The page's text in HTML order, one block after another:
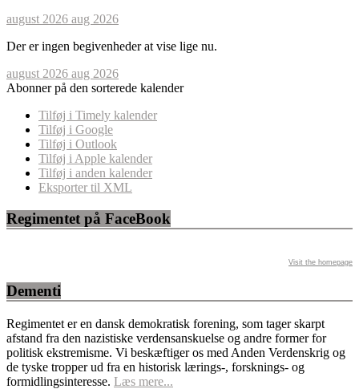
august 2026 aug 2026
Der er ingen begivenheder at vise lige nu.
august 2026 aug 2026
Abonner på den sorterede kalender
Tilføj i Timely kalender
Tilføj i Google
Tilføj i Outlook
Tilføj i Apple kalender
Tilføj i anden kalender
Eksporter til XML
Regimentet på FaceBook
Visit the homepage
Dementi
Regimentet er en dansk demokratisk forening, som tager skarpt
afstand fra den nazistiske verdensanskuelse og andre former for
politisk ekstremisme. Vi beskæftiger os med Anden Verdenskrig og
de tyske tropper ud fra en historisk lærings-, forsknings- og
formidlingsinteresse. Læs mere...